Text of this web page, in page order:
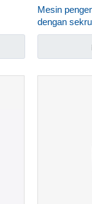
Mesin
dengan